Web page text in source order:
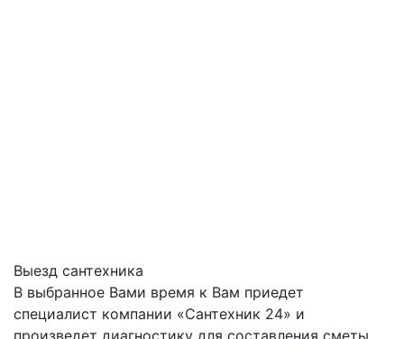
Выезд сантехника
В выбранное Вами время к Вам приедет
специалист компании «Сантехник 24» и
произведет диагностику для составления сметы